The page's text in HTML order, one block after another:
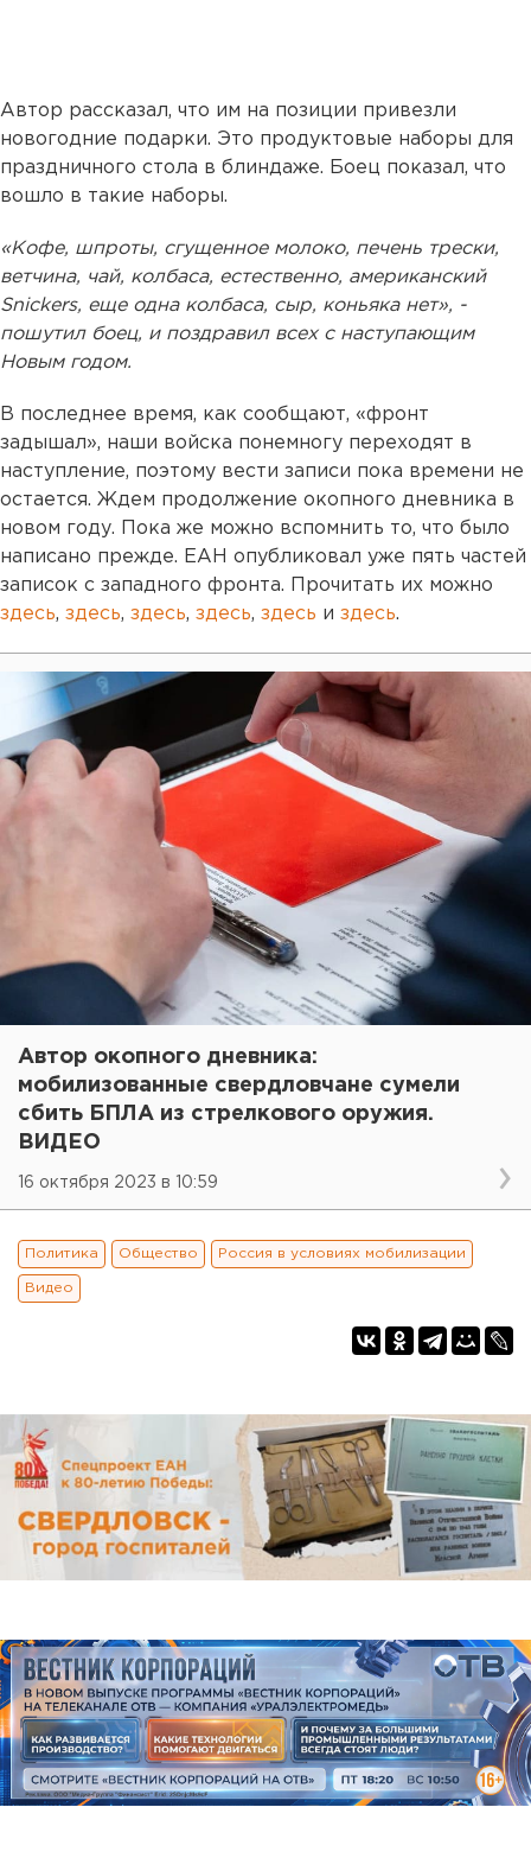
Автор рассказал, что им на позиции привезли
новогодние подарки. Это продуктовые наборы для
праздничного стола в блиндаже. Боец показал, что
вошло в такие наборы.
«Кофе, шпроты, сгущенное молоко, печень трески,
ветчина, чай, колбаса, естественно, американский
Snickers, еще одна колбаса, сыр, коньяка нет», -
пошутил боец, и поздравил всех с наступающим
Новым годом.
В последнее время, как сообщают, «фронт
задышал», наши войска понемногу переходят в
наступление, поэтому вести записи пока времени не
остается. Ждем продолжение окопного дневника в
новом году. Пока же можно вспомнить то, что было
написано прежде. ЕАН опубликовал уже пять частей
записок с западного фронта. Прочитать их можно
здесь, здесь, здесь, здесь, здесь и здесь.
Автор окопного дневника:
мобилизованные свердловчане сумели
сбить БПЛА из стрелкового оружия.
ВИДЕО
16 октября 2023 в 10:59
Политика Общество Россия в условиях мобилизации
Видео